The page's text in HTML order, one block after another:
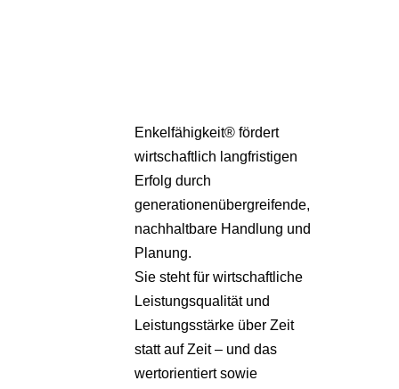
Enkelfähigkeit® fördert
wirtschaftlich langfristigen
Erfolg durch
generationenübergreifende,
nachhaltbare Handlung und
Planung.
Sie steht für wirtschaftliche
Leistungsqualität und
Leistungsstärke über Zeit
statt auf Zeit – und das
wertorientiert sowie